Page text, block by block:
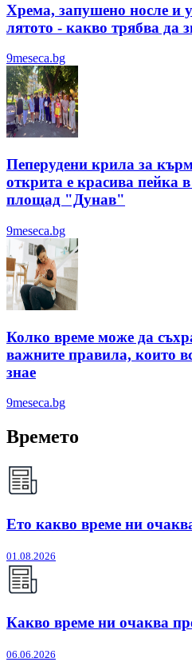
Хрема, запушено носле и
лятотo - какво трябва да
9meseca.bg
Пеперудени крила за
открита е красива пейка
площад "Дунав"
9meseca.bg
Колко време може да
важните правила, които
знае
9meseca.bg
Времето
Ето какво време ни
01.08.2026
Какво време ни очаква
06.06.2026